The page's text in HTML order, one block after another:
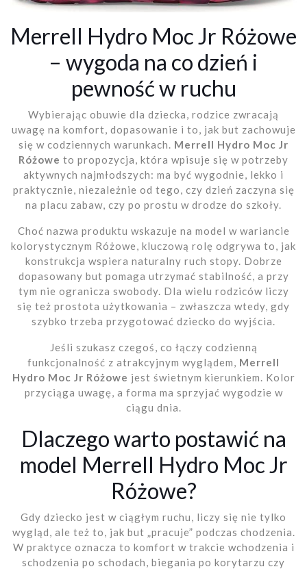
Merrell Hydro Moc Jr Różowe
– wygoda na co dzień i
pewność w ruchu
Wybierając obuwie dla dziecka, rodzice zwracają
uwagę na komfort, dopasowanie i to, jak but zachowuje
się w codziennych warunkach. Merrell Hydro Moc Jr
Różowe to propozycja, która wpisuje się w potrzeby
aktywnych najmłodszych: ma być wygodnie, lekko i
praktycznie, niezależnie od tego, czy dzień zaczyna się
na placu zabaw, czy po prostu w drodze do szkoły.
Choć nazwa produktu wskazuje na model w wariancie
kolorystycznym Różowe, kluczową rolę odgrywa to, jak
konstrukcja wspiera naturalny ruch stopy. Dobrze
dopasowany but pomaga utrzymać stabilność, a przy
tym nie ogranicza swobody. Dla wielu rodziców liczy
się też prostota użytkowania – zwłaszcza wtedy, gdy
szybko trzeba przygotować dziecko do wyjścia.
Jeśli szukasz czegoś, co łączy codzienną
funkcjonalność z atrakcyjnym wyglądem, Merrell
Hydro Moc Jr Różowe jest świetnym kierunkiem. Kolor
przyciąga uwagę, a forma ma sprzyjać wygodzie w
ciągu dnia.
Dlaczego warto postawić na
model Merrell Hydro Moc Jr
Różowe?
Gdy dziecko jest w ciągłym ruchu, liczy się nie tylko
wygląd, ale też to, jak but „pracuje” podczas chodzenia.
W praktyce oznacza to komfort w trakcie wchodzenia i
schodzenia po schodach, biegania po korytarzu czy